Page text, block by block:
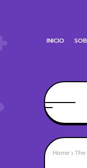
INICIO
Home